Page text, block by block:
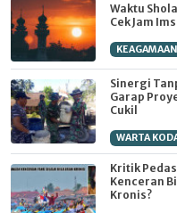
Waktu
Cek Jam
KEAGAMAAN
Sinergi
Garap
Cukil
WARTA
Kritik
Kenceran
Kronis?